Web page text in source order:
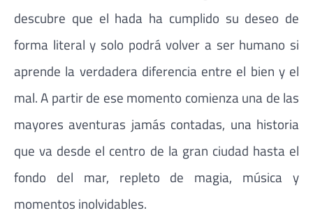
descubre que el hada ha cumplido su deseo de
forma literal y solo podrá volver a ser humano si
aprende la verdadera diferencia entre el bien y el
mal. A partir de ese momento comienza una de las
mayores aventuras jamás contadas, una historia
que va desde el centro de la gran ciudad hasta el
fondo del mar, repleto de magia, música y
momentos inolvidables.